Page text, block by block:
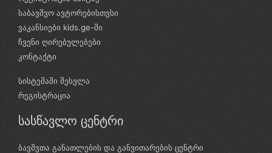
საბავშვო ავტორებისთვსი
ვაკანსიები kids.ge-ში
ჩვენი ღირებულებები
კონტაქტი
სისტემაში შესვლა
რეგისტრაცია
სასწავლო ცენტრი
ბავშვთა განათლების და განვითარების ცენტრი